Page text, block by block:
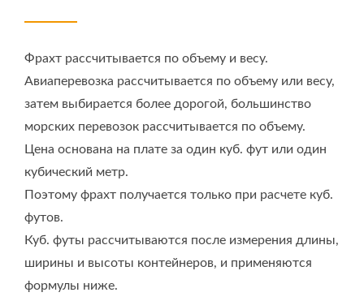
Фрахт рассчитывается по объему и весу.
Авиаперевозка рассчитывается по объему или весу,
затем выбирается более дорогой, большинство
морских перевозок рассчитывается по объему.
Цена основана на плате за один куб. фут или один
кубический метр.
Поэтому фрахт получается только при расчете куб.
футов.
Куб. футы рассчитываются после измерения длины,
ширины и высоты контейнеров, и применяются
формулы ниже.